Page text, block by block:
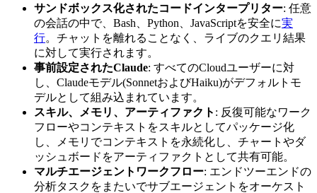
サンドボックス化されたコードインタープリター: 任意
の会話の中で、Bash、Python、JavaScriptを安全に実
行。チャットを離れることなく、ライブのクエリ結果
に対して実行されます。
事前設定されたClaude: すべてのCloudユーザーに対
し、Claudeモデル(SonnetおよびHaiku)がデフォルトモ
デルとして組み込まれています。
スキル、メモリ、アーティファクト : 反復可能なワーク
フローやコンテキストをスキルとしてパッケージ化
し、メモリでコンテキストを永続化し、チャートやダ
ッシュボードをアーティファクトとして共有可能。
マルチエージェントワークフロー: エンドツーエンドの
分析タスクをまたいでサブエージェントをオーケスト